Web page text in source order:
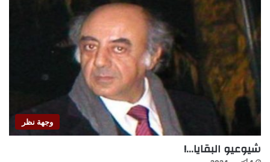
وجهة نظر
شيوعيو البقايا…!